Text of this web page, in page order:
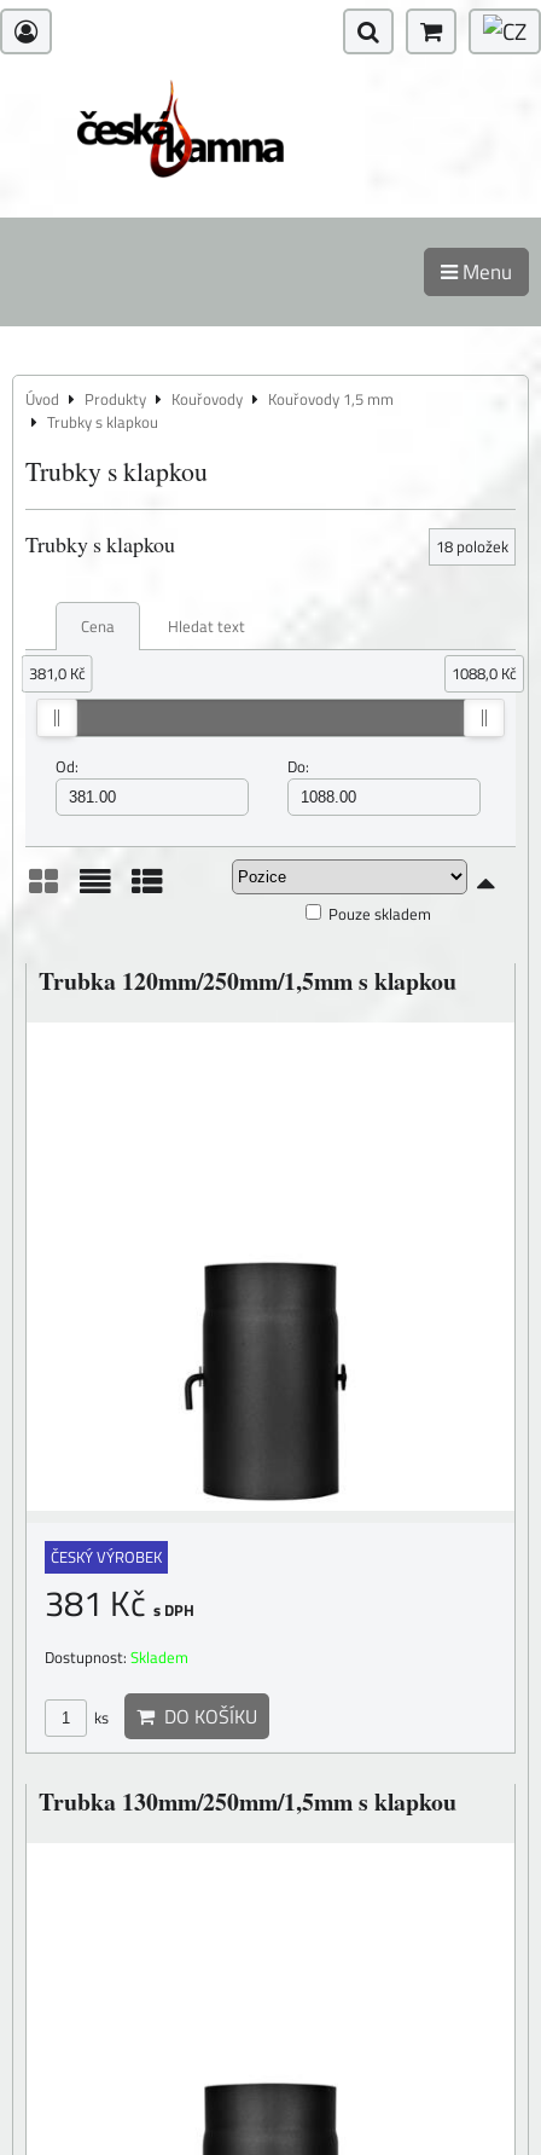
Menu
Úvod Produkty Kouřovody
Kouřovody 1,5 mm
Trubky s klapkou
Trubky s klapkou
Trubky s klapkou 18 položek
Cena Hledat text
Od: Do:
381,0 Kč 1088,0 Kč
Pouze skladem
Trubka 120mm/250mm/1,5mm s klapkou
ČESKÝ VÝROBEK
381 Kč s DPH
Dostupnost: Skladem
ks DO KOŠÍKU
Trubka 130mm/250mm/1,5mm s klapkou